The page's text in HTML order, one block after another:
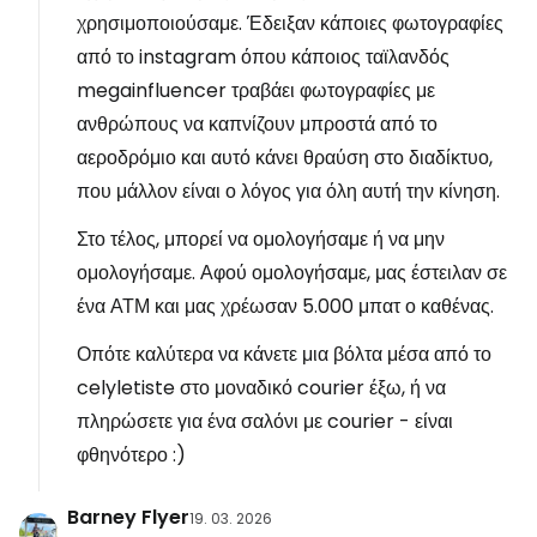
χρησιμοποιούσαμε. Έδειξαν κάποιες φωτογραφίες
από το instagram όπου κάποιος ταϊλανδός
megainfluencer τραβάει φωτογραφίες με
ανθρώπους να καπνίζουν μπροστά από το
αεροδρόμιο και αυτό κάνει θραύση στο διαδίκτυο,
που μάλλον είναι ο λόγος για όλη αυτή την κίνηση.
Στο τέλος, μπορεί να ομολογήσαμε ή να μην
ομολογήσαμε. Αφού ομολογήσαμε, μας έστειλαν σε
ένα ΑΤΜ και μας χρέωσαν 5.000 μπατ ο καθένας.
Οπότε καλύτερα να κάνετε μια βόλτα μέσα από το
celyletiste στο μοναδικό courier έξω, ή να
πληρώσετε για ένα σαλόνι με courier - είναι
φθηνότερο :)
Barney Flyer19. 03. 2026